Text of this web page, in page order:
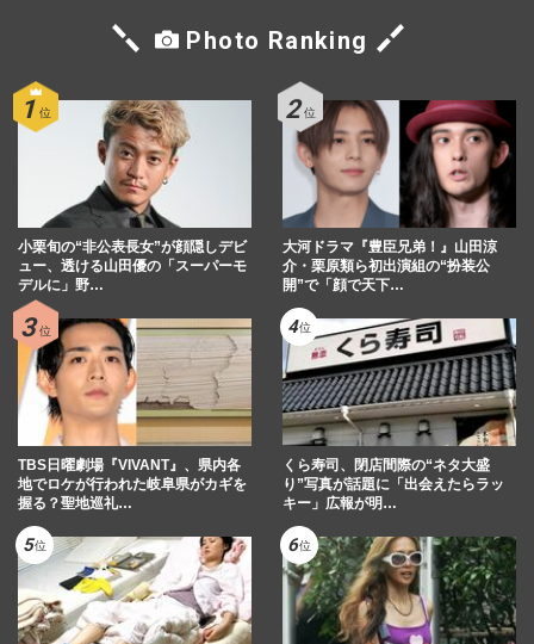
Photo Ranking
小栗旬の“非公表長女”が顔隠しデビ
ュー、透ける山田優の「スーパーモ
デルに」野…
大河ドラマ『豊臣兄弟！』山田涼
介・栗原類ら初出演組の“扮装公
開”で「顔で天下…
TBS日曜劇場『VIVANT』、県内各
地でロケが行われた岐阜県がカギを
握る？聖地巡礼…
くら寿司、閉店間際の“ネタ大盛
り”写真が話題に「出会えたらラッ
キー」広報が明…